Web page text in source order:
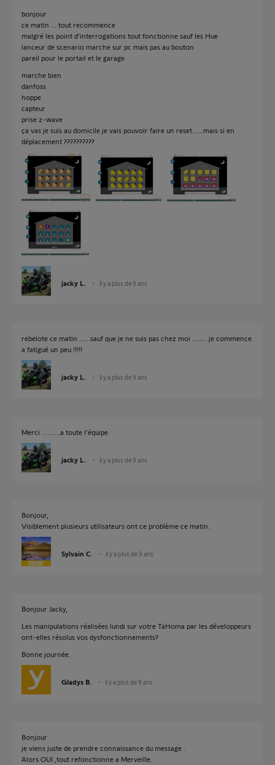
bonjour
ce matin ....tout recommence
malgré les point d’interrogations tout fonctionne sauf les Hue
lanceur de scenario marche sur pc mais pas au bouton
pareil pour le portail et le garage
marche bien
danfoss
hoppe
capteur
prise z-wave
ça vas je suis au domicile je vais pouvoir faire un reset......mais si en
déplacement ??????????
jacky L. il y a plus de 9 ans
rebelote ce matin ......sauf que je ne suis pas chez moi ........ je commence
a fatigué un peu !!!!!
jacky L. il y a plus de 9 ans
Merci ..........a toute l’équipe
jacky L. il y a plus de 9 ans
Bonjour,
Visiblement plusieurs utilisateurs ont ce problème ce matin.
Sylvain C. il y a plus de 9 ans
Bonjour Jacky,
Les manipulations réalisées lundi sur votre TaHoma par les développeurs
ont-elles résolus vos dysfonctionnements?
Bonne journée.
Gladys B. il y a plus de 9 ans
Bonjour
je viens juste de prendre connaissance du message .
Alors OUI ,tout refonctionne a Merveille.